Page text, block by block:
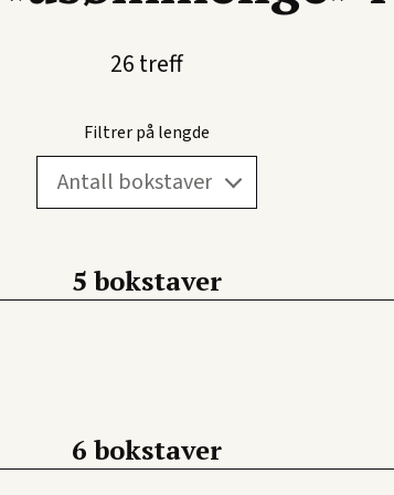
26 treff
Filtrer på lengde
5 bokstaver
6 bokstaver